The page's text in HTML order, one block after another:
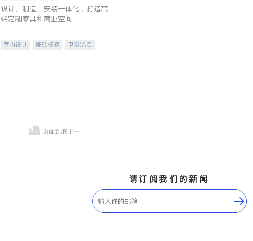
设计、制造、安装一体化，打造高
端定制家具和商业空间
室内设计 瓷砖橱柜
卫浴洁具
请订阅我们的新闻